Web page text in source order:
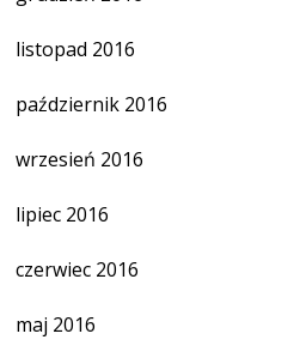
listopad 2016
październik 2016
wrzesień 2016
lipiec 2016
czerwiec 2016
maj 2016